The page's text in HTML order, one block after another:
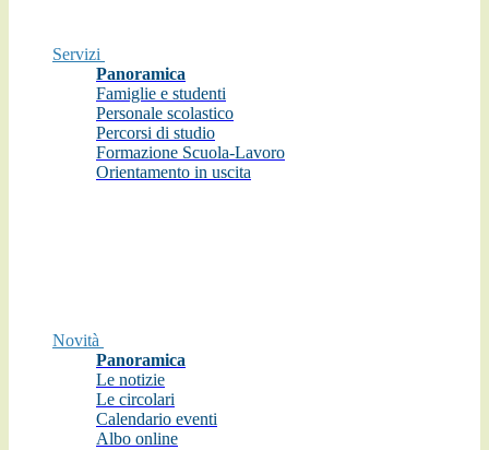
Servizi
Panoramica
Famiglie e studenti
Personale scolastico
Percorsi di studio
Formazione Scuola-Lavoro
Orientamento in uscita
Novità
Panoramica
Le notizie
Le circolari
Calendario eventi
Albo online